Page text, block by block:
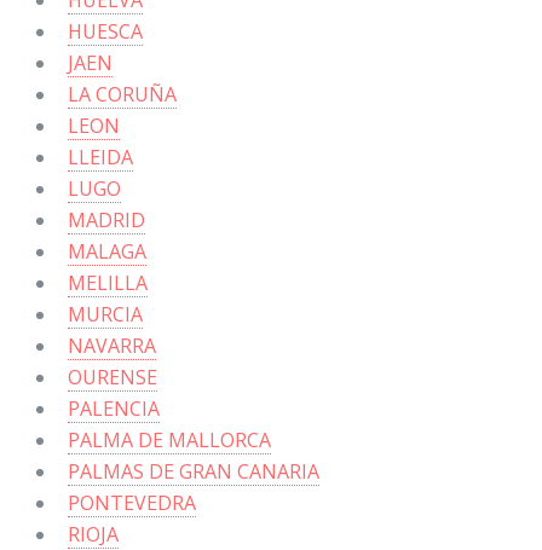
HUESCA
JAEN
LA CORUÑA
LEON
LLEIDA
LUGO
MADRID
MALAGA
MELILLA
MURCIA
NAVARRA
OURENSE
PALENCIA
PALMA DE MALLORCA
PALMAS DE GRAN CANARIA
PONTEVEDRA
RIOJA